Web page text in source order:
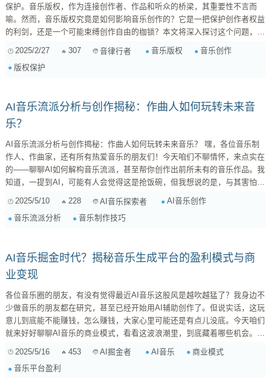
保护。音乐版权，作为连接创作者、作品和听众的桥梁，其重要性不言而
喻。然而，音乐版权究竟是如何影响音乐创作的？它是一把保护创作者权益
的利剑，还是一个可能束缚创作自由的枷锁？本文将深入探讨这个问题，从
多个角度剖析音乐版权对音乐创作的影响。 1. 音乐版权的基本概念 首先，
让我们明确一下音乐版权的基本概念。音乐版权是指创作者（包括词作者、
曲作者、编曲者等）对其创作的音乐作品依法享有的专有权利。这些权利通
2025/2/27 307 音律行者 音乐版权
音乐创作
版权保护
AI音乐流派分析与创作揭秘：作曲人如何玩转未来音
乐？
AI音乐流派分析与创作揭秘：作曲人如何玩转未来音乐？ 嘿，各位音乐制
作人、作曲家，还有所有热爱音乐的朋友们！今天咱们不聊情怀，来点实在
的——聊聊AI如何解构音乐流派，甚至帮你创作出前所未有的音乐作品。我
知道，一提到AI，可能有人会觉得这是抢饭碗，但我想说的是，与其害怕，
音乐中的情感和氛围。AI依赖的是 数据 。它会把音乐作品分解成各种各样
2025/5/10 228 AI音乐探索者
AI音乐创作
音乐流派分析
音乐制作技巧
AI音乐掘金时代？揭秘音乐生成平台的盈利模式与商
业变现
各位音乐圈的朋友，有没有觉得最近AI音乐这股风是越吹越猛了？我身边不
少做音乐的朋友都在研究，甚至已经开始用AI辅助创作了。但说实话，这玩
意儿到底能不能赚钱，怎么赚钱，大家心里可能还是有点儿没底。今天咱们
就来好好聊聊AI音乐的商业模式，看看这波浪潮里，到底藏着哪些机会。
用好它。咱们得先搞清楚，AI音乐现在有哪些玩法？ AI音乐的几种主流玩
法 AI音乐生成平台： 这应该是大家最熟悉的了，输入一些关键词、风格，
2025/5/16 453 AI掘金者 AI音乐
商业模式
音乐平台盈利